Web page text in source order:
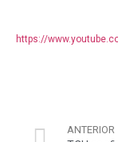
https://
ANTERIOR